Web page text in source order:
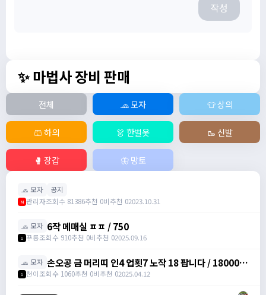
작성
✨ 마법사 장비 판매
전체 🧢 모자 👕 상의
🩳 하의 👗 한벌옷 🥾 신발
🥊 장갑 🦋 망토
🧢 모자 공지
M 관리자조회수 81386추천 0비추천 02023.10.31
🧢 모자 6작 메매실 ㅍㅍ / 750
1 꾸릉조회수 910추천 0비추천 02025.09.16
🧢 모자 손오공 금 머리띠 인4 업횟7 노작 18 팝니다 / 180000
/ 11 / 디코 닉: cheonee7777 연락주세요
1 천이조회수 1060추천 0비추천 02025.04.12